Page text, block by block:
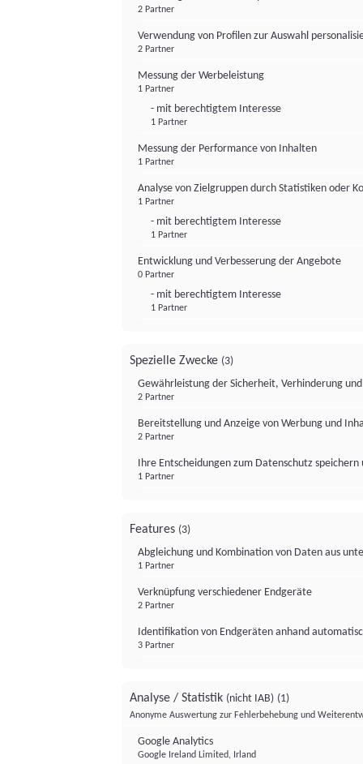
2 Partner
Verwendung von Profilen zur Auswahl
2 Partner
Messung der Werbeleistung
1 Partner
- mit berechtigtem Interesse
1 Partner
Messung der Performance von Inhalten
1 Partner
Analyse von Zielgruppen durch Statistiken oder
1 Partner
- mit berechtigtem Interesse
1 Partner
Entwicklung und Verbesserung der Angebote
0 Partner
- mit berechtigtem Interesse
1 Partner
Spezielle Zwecke (3)
Gewährleistung der Sicherheit, Verhinderung
2 Partner
Bereitstellung und Anzeige von Werbung und
2 Partner
Ihre Entscheidungen zum Datenschutz
1 Partner
Features (3)
Abgleichung und Kombination von Daten aus
1 Partner
Verknüpfung verschiedener Endgeräte
2 Partner
Identifikation von Endgeräten anhand
3 Partner
Analyse / Statistik (nicht IAB) (1)
Anonyme Auswertung zur Fehlerbehebung und
Google Analytics
Google Ireland Limited, Irland